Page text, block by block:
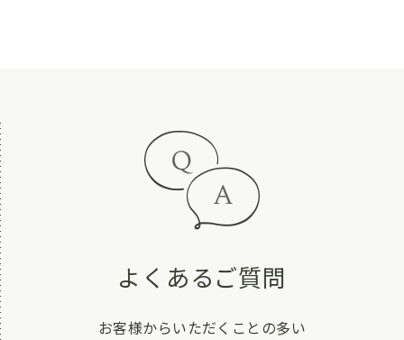
よくあるご質問
お客様からいただくことの多い